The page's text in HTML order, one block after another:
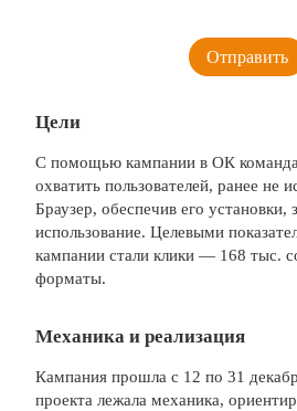
Цели
С помощью кампании в ОК команда
охватить пользователей, ранее не
Браузер, обеспечив его установки,
использование. Целевыми
кампании стали клики — 168 тыс.
форматы.
Механика и реализация
Кампания прошла с 12 по 31
проекта лежала механика,